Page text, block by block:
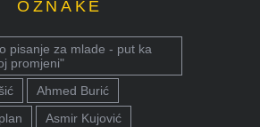
OZNAKE
pisanje za mlade - put ka
promjeni"
Ahmed Burić
Asmir Kujović